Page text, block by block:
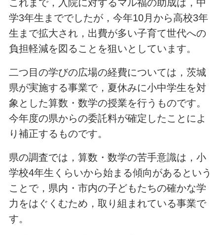
これまで，入院に対するマル福の助成は，中
学3年生まででしたが，今年10月から高校3年
生まで拡大され，出費が多い子育て世代への
負担軽減を図ることを狙いとしています。
二つ目の学びの広場の経費については，茨城
県が実施する事業で，夏休みに小中学生を対
象とした算数・数学の授業を行うものです。
今年度の県からの委託料が確定したことによ
り補正するものです。
県の調査では，算数・数学の苦手意識は，小
学校4年生くらいから始まる傾向があるという
ことで，県内・市内の子どもたちの確かな学
力をはぐくむため，取り組まれている事業で
す。